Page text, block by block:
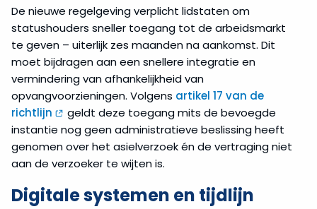
De nieuwe regelgeving verplicht lidstaten om
statushouders sneller toegang tot de arbeidsmarkt
te geven – uiterlijk zes maanden na aankomst. Dit
moet bijdragen aan een snellere integratie en
vermindering van afhankelijkheid van
opvangvoorzieningen. Volgens artikel 17 van de
richtlijn
geldt deze toegang mits de bevoegde
instantie nog geen administratieve beslissing heeft
genomen over het asielverzoek én de vertraging niet
aan de verzoeker te wijten is.
Digitale systemen en tijdlijn